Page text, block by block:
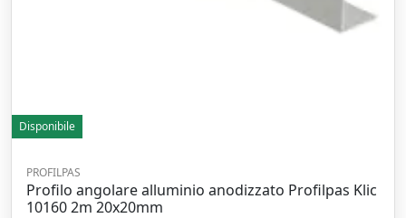
Disponibile
PROFILPAS
Profilo angolare alluminio anodizzato Profilpas Klic
10160 2m 20x20mm